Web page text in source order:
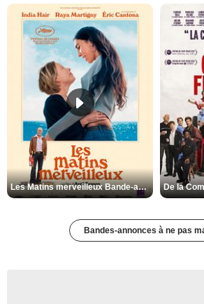
Les Matins merveilleux Bande-annonce VF
Bandes-annonces à ne pas